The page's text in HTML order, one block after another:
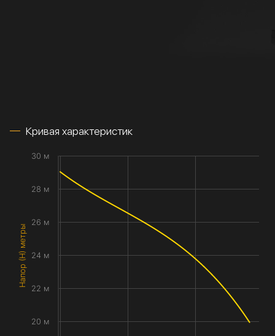
Кривая характеристик
Напор (H) метры
20 м
22 м
24 м
26 м
28 м
30 м